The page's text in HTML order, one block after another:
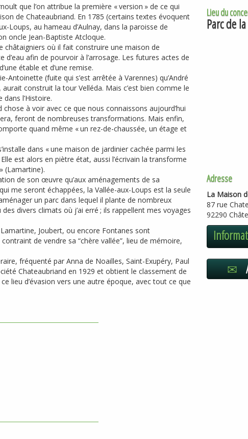
que l’on attribue la première «version » de ce qui
de Chateaubriand. En 1785 (certains textes évoquent
Loups, au hameau d’Aulnay, dans la paroisse de
oncle Jean-Baptiste Atcloque.
châtaigniers où il fait construire une maison de
afin de pourvoir à l’arrosage. Les futures actes de
étable et d’une remise.
Antoinette (fuite qui s’est arrêtée à Varennes) qu’André
construit la tour Velléda. Mais c’est bien comme le
l’Histoire.
à voir avec ce que nous connaissons aujourd’hui
feront de nombreuses transformations. Mais enfin,
quand même «un rez-de-chaussée, un étage et
dans «une maison de jardinier cachée parmi les
est alors en piètre état, aussi l’écrivain la transforme
» (Lamartine).
de son œuvre qu’aux aménagements de sa
me seront échappées, la Vallée-aux-Loups est la seule
un parc dans lequel il plante de nombreux
divers climats où j’ai erré ; ils rappellent mes voyages
Joubert, ou encore Fontanes sont
de vendre sa “chère vallée”, lieu de mémoire,
fréquenté par Anna de Noailles, Saint-Exupéry, Paul
Chateaubriand en 1929 et obtient le classement de
lieu d’évasion vers une autre époque, avec tout ce que
Lieu du
Parc de
Adresse
La Maison
87 rue
92290